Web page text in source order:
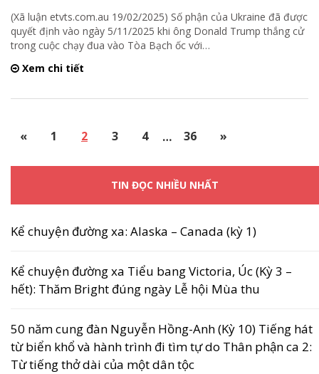
(Xã luận etvts.com.au 19/02/2025) Số phận của Ukraine đã được
quyết định vào ngày 5/11/2025 khi ông Donald Trump thắng cử
trong cuộc chạy đua vào Tòa Bạch ốc với…
Xem chi tiết
« 1 2 3 4 … 36 »
TIN ĐỌC NHIỀU NHẤT
Kể chuyện đường xa: Alaska – Canada (kỳ 1)
Kể chuyện đường xa Tiểu bang Victoria, Úc (Kỳ 3 –
hết): Thăm Bright đúng ngày Lễ hội Mùa thu
50 năm cung đàn Nguyễn Hồng-Anh (Kỳ 10) Tiếng hát
từ biển khổ và hành trình đi tìm tự do Thân phận ca 2:
Từ tiếng thở dài của một dân tộc